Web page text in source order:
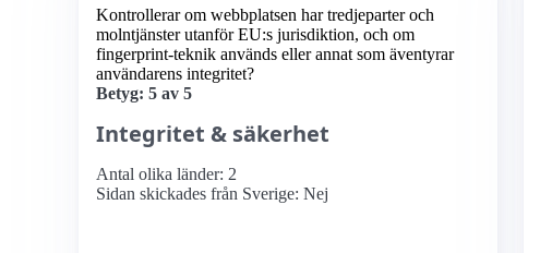
Kontrollerar om webbplatsen har tredjeparter och
molntjänster utanför EU:s jurisdiktion, och om
fingerprint-teknik används eller annat som äventyrar
användarens integritet?
Betyg: 5 av 5
Integritet & säkerhet
Antal olika länder: 2
Sidan skickades från Sverige: Nej